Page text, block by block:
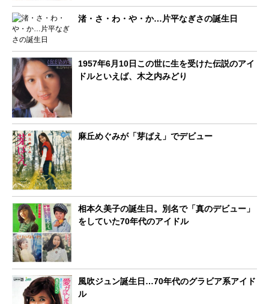
渚・さ・わ・や・か…片平なぎさの誕生日
1957年6月10日この世に生を受けた伝説のアイ
ドルといえば、木之内みどり
麻丘めぐみが「芽ばえ」でデビュー
相本久美子の誕生日。別名で「真のデビュー」
をしていた70年代のアイドル
風吹ジュン誕生日…70年代のグラビア系アイド
ル